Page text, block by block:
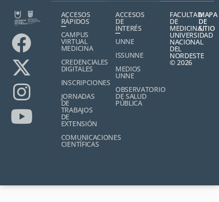
ACCESOS
RÁPIDOS
CAMPUS
VIRTUAL
MEDICINA
CREDENCIALES
DIGITALES
INSCRIPCIONES
JORNADAS
DE
TRABAJOS
DE
EXTENSIÓN
COMUNICACIONES
CIENTÍFICAS
ACCESOS
DE
INTERÉS
UNNE
ISSUNNE
MEDIOS
UNNE
OBSERVATORIO
DE SALUD
PÚBLICA
FACULTAD
DE
MEDICINA,
UNIVERSIDAD
NACIONAL
DEL
NORDESTE
© 2026
MAPA
DE
SITIO